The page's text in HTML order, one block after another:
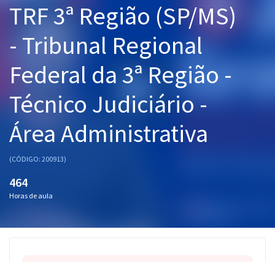
Cursos 20% OFF
Pós
Graduação
OAB
Mentorias
Questões grátis
Conteúdo gratuito
Aprovados
TRF 3ª Região (SP/MS)
- Tribunal Regional
Federal da 3ª Região -
Técnico Judiciário -
Área Administrativa
(CÓDIGO: 200913)
464
Horas de aula